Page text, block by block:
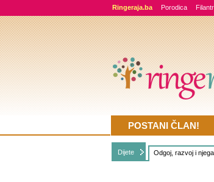
Ringeraja.ba Porodica
Dijete Odgoj, razvoj i njega
POSTANI ČLAN!